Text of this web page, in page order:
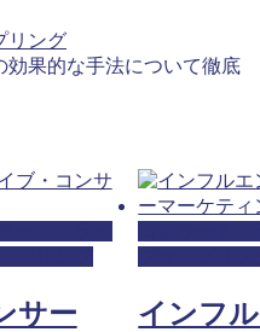
リング
効果的な手法について徹底
サー
インフ